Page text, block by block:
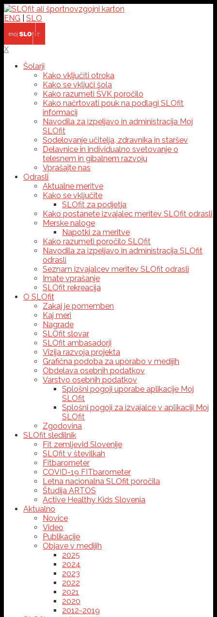
ENG SLO
X
Šolarji
Kako vključiti otroka
Kako se vključi šola
Kako razumeti ŠVK poročilo
Kako načrtovati pouk na podlagi SLOfit
informacij
Navodila za izpeljavo in administracija Moj
SLOfit
Sodelovanje učitelja, zdravnika in staršev
Delavnice in individualno svetovanje o
telesnem in gibalnem razvoju
Vprašajte nas
Odrasli
Aktualne meritve
Kako se vključite
SLOfit za podjetja
Kako postanete izvajalec meritev SLOfit odrasli
Merske naloge
Napotki za meritve
Kako razumeti poročilo SLOfit
Navodila za izpeljavo in administracija SLOfit
odrasli
Seznam izvajalcev meritev SLOfit odrasli
Imate vprašanje
SLOfit rekreacija
O SLOfit
Zakaj je pomemben
Kaj meri
Nagrade
SLOfit slovar
SLOfit ambasadorji
Vizija razvoja projekta
Grafična podoba za uporabo v medijih
Obdelava osebnih podatkov
Varstvo osebnih podatkov
Splošni pogoji uporabe aplikacije Moj
SLOfit
Splošni pogoji za izvajalce v aplikaciji Moj
SLOfit
Zgodovina
SLOfit sledilnik
Fit zemljevid Slovenije
SLOfit v številkah
Fitbarometer
COVID-19 FITbarometer
Letna nacionalna SLOfit poročila
Študija ARTOS
Active Healthy Kids Slovenia
Aktualno
Novice
Video
Publikacije
Objave v medijih
2025
2024
2023
2022
2021
2020
2012-2019